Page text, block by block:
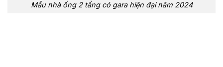
Mẫu nhà ống 2 tầng có gara hiện đại năm 2024